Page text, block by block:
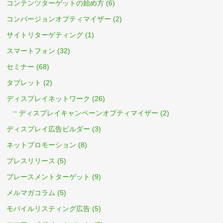
コンテンツターゲットの始め方 (6)
コンバージョンオプティマイザー (2)
サイトリターゲティング (1)
スマートフォン (32)
セミナー (68)
タブレット (2)
ディスプレイネットワーク (26)
ディスプレイキャンペーンオプティマイザー (2)
ディスプレイ広告ビルダー (3)
ネットプロモーション (8)
プレスリリース (5)
プレースメントターゲット (9)
メルマガコラム (5)
モバイルリスティング広告 (5)